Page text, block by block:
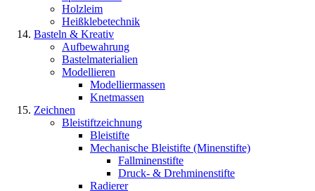
Holzleim
Heißklebetechnik
Basteln & Kreativ
Aufbewahrung
Bastelmaterialien
Modellieren
Modelliermassen
Knetmassen
Zeichnen
Bleistiftzeichnung
Bleistifte
Mechanische Bleistifte (Minenstifte)
Fallminenstifte
Druck- & Drehminenstifte
Radierer